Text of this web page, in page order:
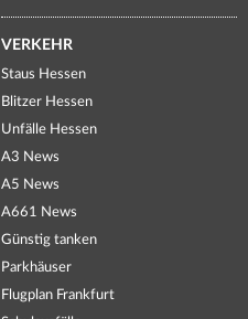
VERKEHR
Staus Hessen
Blitzer Hessen
Unfälle Hessen
A3 News
A5 News
A661 News
Günstig tanken
Parkhäuser
Flugplan Frankfurt